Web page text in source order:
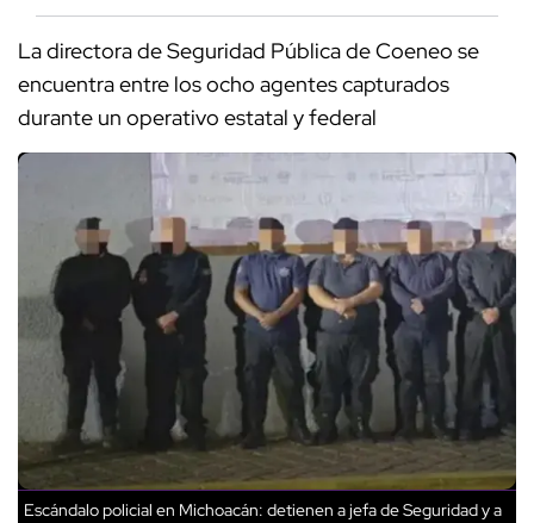
La directora de Seguridad Pública de Coeneo se
encuentra entre los ocho agentes capturados
durante un operativo estatal y federal
Escándalo policial en Michoacán: detienen a jefa de Seguridad y a